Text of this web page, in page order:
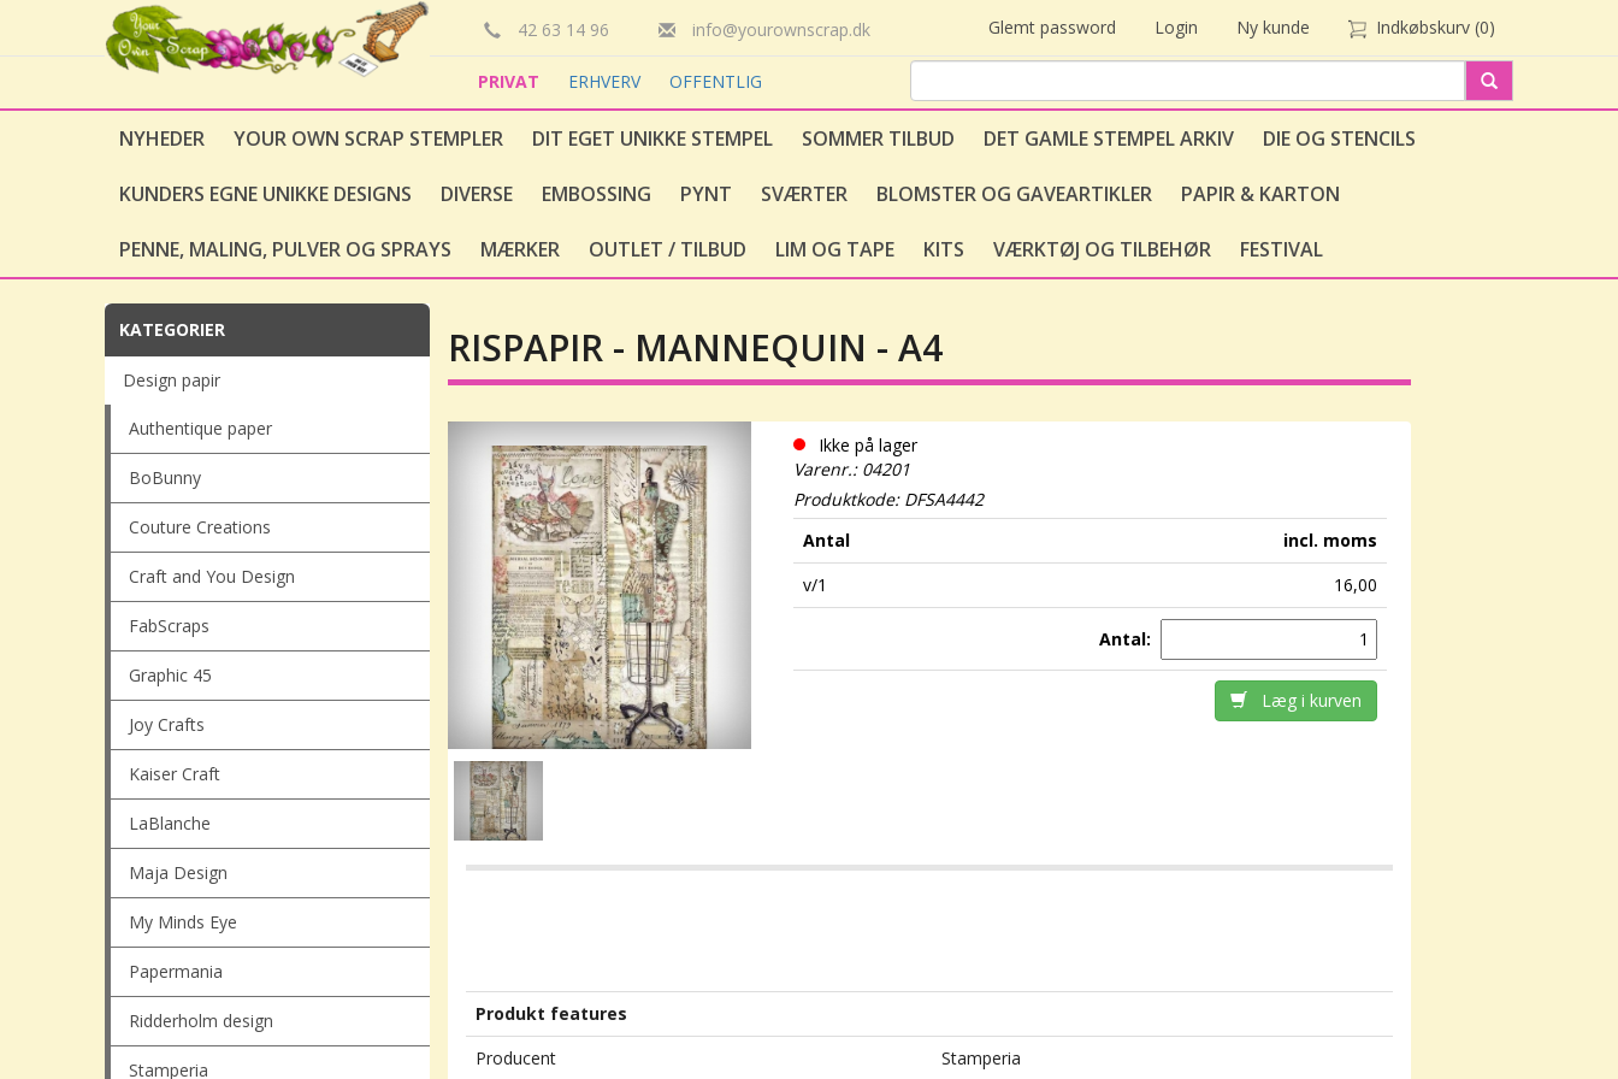
42 63 14 96 info@yourownscrap.dk Glemt password Login Ny kunde Indkøbskurv (0)
PRIVAT ERHVERV OFFENTLIG
NYHEDER YOUR OWN SCRAP STEMPLER DIT EGET UNIKKE STEMPEL SOMMER TILBUD DET GAMLE STEMPEL ARKIV DIE OG STENCILS
KUNDERS EGNE UNIKKE DESIGNS DIVERSE EMBOSSING PYNT SVÆRTER BLOMSTER OG GAVEARTIKLER PAPIR & KARTON
PENNE, MALING, PULVER OG SPRAYS MÆRKER OUTLET / TILBUD LIM OG TAPE KITS VÆRKTØJ OG TILBEHØR FESTIVAL
KATEGORIER
Design papir
Authentique paper
BoBunny
Couture Creations
Craft and You Design
FabScraps
Graphic 45
Joy Crafts
Kaiser Craft
LaBlanche
Maja Design
My Minds Eye
Papermania
Ridderholm design
Stamperia
RISPAPIR - MANNEQUIN - A4
Ikke på lager
Varenr.: 04201
Produktkode: DFSA4442
Antal
incl. moms
v/1
16,00
Antal:
Læg i kurven
Produkt features
Producent
Stamperia